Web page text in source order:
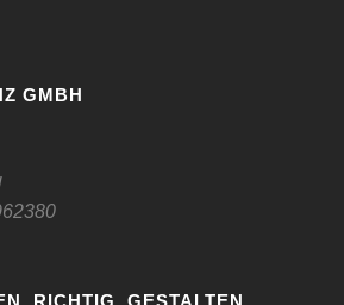
GMBH
RICHTIG. GESTALTEN.